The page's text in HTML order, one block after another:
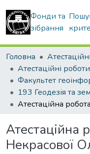
Фонди та
зібрання
Головна
Атестаційна
Некрасової